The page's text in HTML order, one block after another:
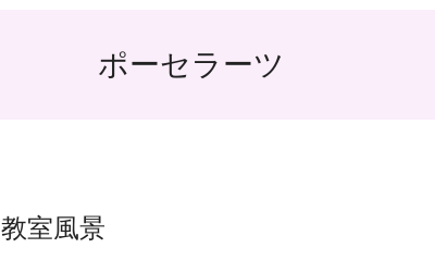
ポーセラーツ
教室風景